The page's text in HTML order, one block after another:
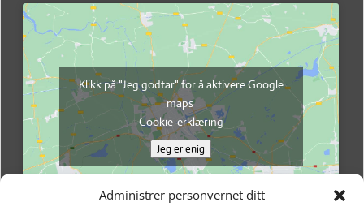
Administrer personvernet ditt
Klikk på "Jeg godtar" for å aktivere Google
maps
Cookie-erklæring
Jeg er enig